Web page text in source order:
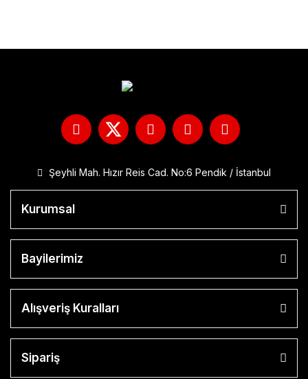
Şeyhli Mah. Hızır Reis Cad. No:6 Pendik / İstanbul
Kurumsal
Bayilerimiz
Alışveriş Kuralları
Sipariş